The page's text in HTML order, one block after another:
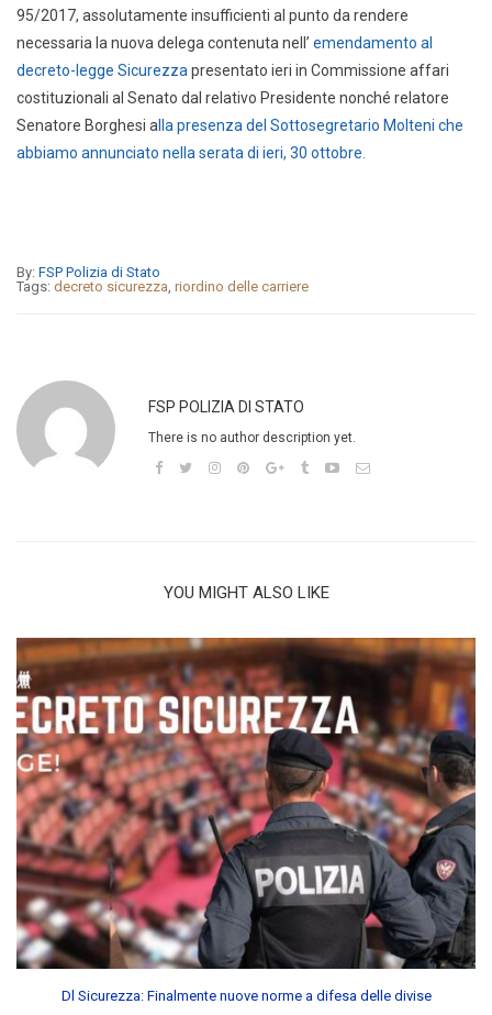
95/2017, assolutamente insufficienti al punto da rendere
necessaria la nuova delega contenuta nell’ emendamento al
decreto-legge Sicurezzapresentato ieri in Commissione affari
costituzionali al Senato dal relativo Presidente nonché relatore
Senatore Borghesi a lla presenza del Sottosegretario Molteni che
abbiamo annunciato nella serata di ieri, 30 ottobre.
By: FSP Polizia di Stato
Tags: decreto sicurezza, riordino delle carriere
FSP POLIZIA DI STATO
There is no author description yet.
YOU MIGHT ALSO LIKE
Dl Sicurezza: Finalmente nuove norme a difesa delle divise